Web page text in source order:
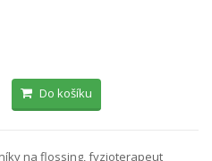
Do košíku
na flossing, fyzioterapeut